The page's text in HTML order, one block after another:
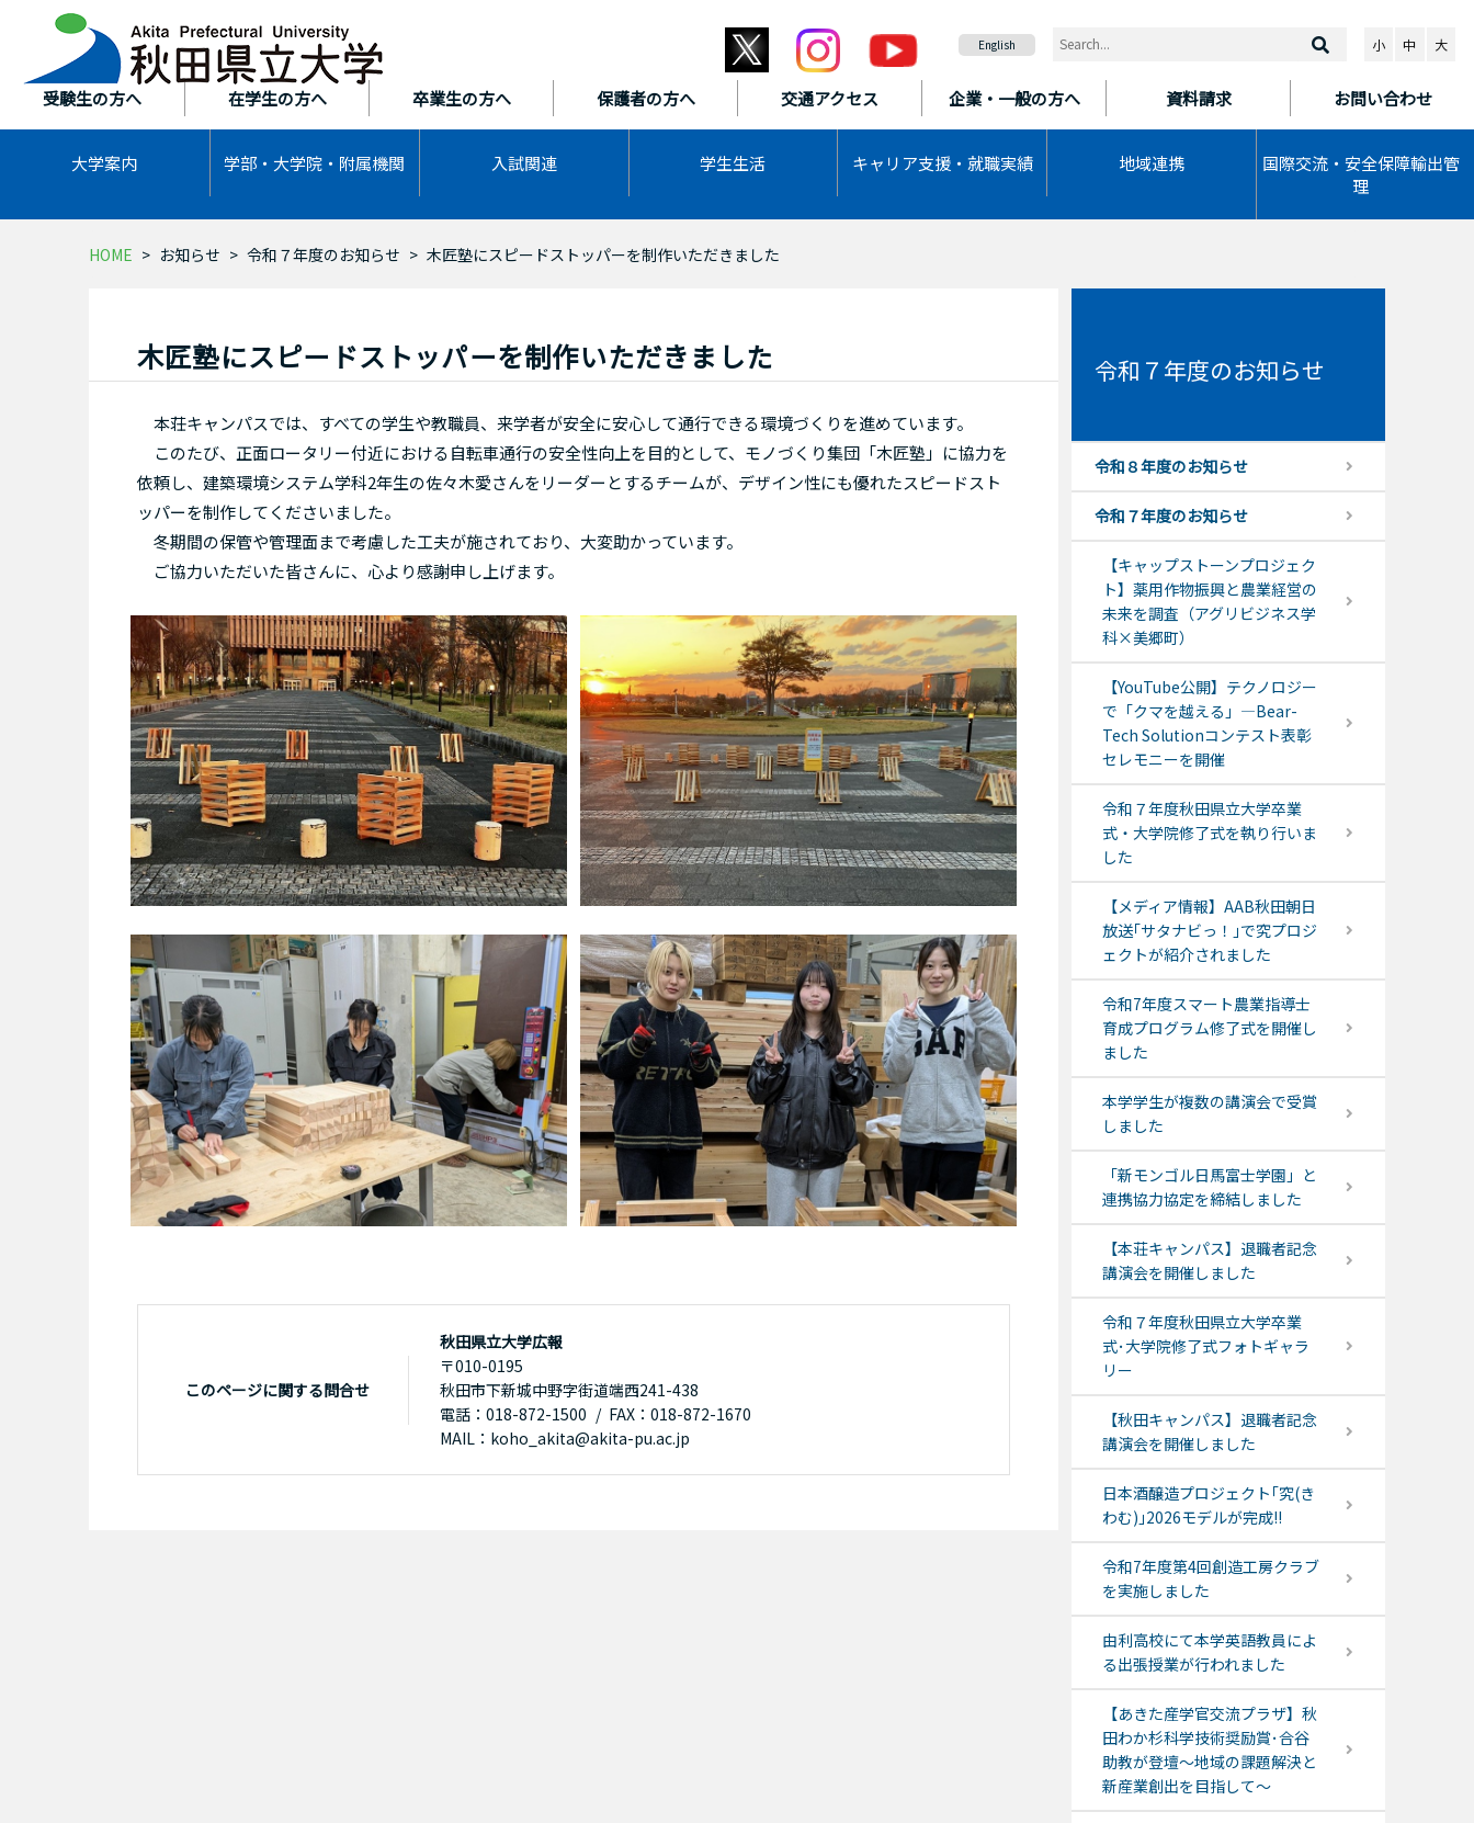
受験生の方へ 在学生の方へ 卒業生の方へ 保護者の方へ 交通アクセス 企業・一般の方へ 資料請求 お問い合わせ
大学案内 学部・大学院・ 附属機関 入試関連 学生生活 キャリア支援・ 就職実績 地域連携
国際交流・安全保障輸出管
理
English 小 中 大
HOME お知らせ 令和７年度のお知らせ 木匠塾にスピードストッパーを制作いただきました
木匠塾にスピードストッパーを制作いただきました
本荘キャンパスでは、すべての学生や教職員、来学者が安全に安心して通行できる環境づくりを進めています。
このたび、正面ロータリー付近における自転車通行の安全性向上を目的として、モノづくり集団「木匠塾」に協力を
依頼し、建築環境システム学科2年生の佐々木愛さんをリーダーとするチームが、デザイン性にも優れたスピードスト
ッパーを制作してくださいました。
冬期間の保管や管理面まで考慮した工夫が施されており、大変助かっています。
ご協力いただいた皆さんに、心より感謝申し上げます。
このページに関する問合せ
秋田県立大学広報
〒010-0195
秋田市下新城中野字街道端西241-438
電話：018-872-1500
FAX：018-872-1670
MAIL：koho_akita@akita-pu.ac.jp
令和７年度のお知らせ
令和８年度のお知らせ
令和７年度のお知らせ
【キャップストーンプロジェク
ト】薬用作物振興と農業経営の
未来を調査（アグリビジネス学
科×美郷町）
【YouTube公開】テクノロジー
で「クマを越える」―Bear-
Tech Solutionコンテスト表彰
セレモニーを開催
令和７年度秋田県立大学卒業
式・大学院修了式を執り行いま
した
【メディア情報】AAB秋田朝日
放送｢サタナビっ！｣で究プロジ
ェクトが紹介されました
令和7年度スマート農業指導士
育成プログラム修了式を開催し
ました
本学学生が複数の講演会で受賞
しました
「新モンゴル日馬富士学園」と
連携協力協定を締結しました
【本荘キャンパス】退職者記念
講演会を開催しました
令和７年度秋田県立大学卒業
式･大学院修了式フォトギャラ
リー
【秋田キャンパス】退職者記念
講演会を開催しました
日本酒醸造プロジェクト｢究(き
わむ)｣2026モデルが完成!!
令和7年度第4回創造工房クラブ
を実施しました
由利高校にて本学英語教員によ
る出張授業が行われました
【あきた産学官交流プラザ】秋
田わか杉科学技術奨励賞･合谷
助教が登壇～地域の課題解決と
新産業創出を目指して～